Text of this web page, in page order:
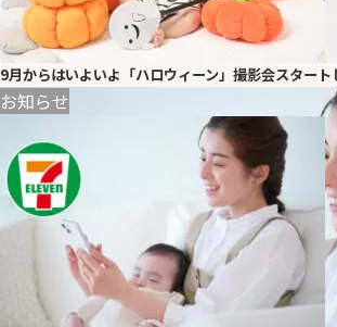
9月からはいよいよ「ハロウィーン」撮影会スタート
お知らせ